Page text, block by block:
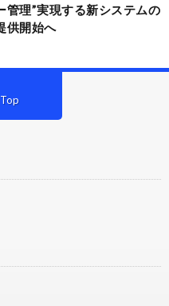
管理”実現する新システムの
供開始へ